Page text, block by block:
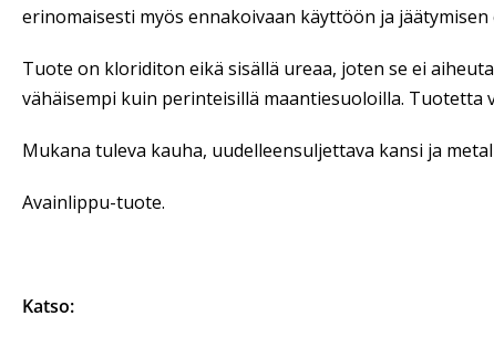
erinomaisesti myös ennakoivaan käyttöön ja jäätymisen
Tuote on kloriditon eikä sisällä ureaa, joten se ei
vähäisempi kuin perinteisillä maantiesuoloilla. Tuotetta
Mukana tuleva kauha, uudelleensuljettava kansi ja
Avainlippu-tuote.
Katso: